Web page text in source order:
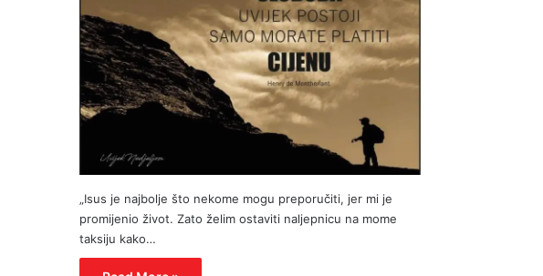
„Isus je najbolje što nekome mogu preporučiti, jer mi je
promijenio život. Zato želim ostaviti naljepnicu na mome
taksiju kako…